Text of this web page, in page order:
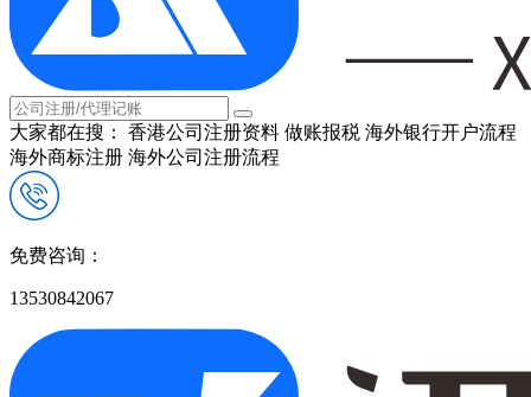
大家都在搜： 香港公司注册资料 做账报税 海外银行开户流程
海外商标注册 海外公司注册流程
免费咨询：
13530842067